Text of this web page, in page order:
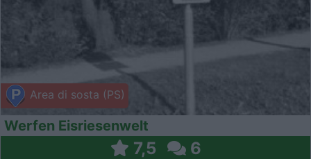
Area di sosta (PS)
Werfen Eisriesenwelt
7,5 6